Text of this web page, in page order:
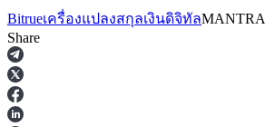
Bitrueเครื่องแปลงสกุลเงินดิจิทัลMANTRA
Share